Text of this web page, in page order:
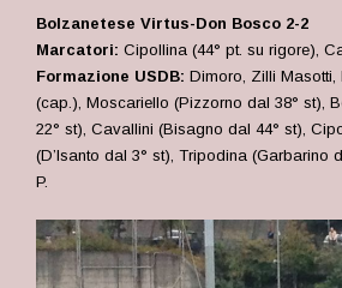
Bolzanetese Virtus-Don Bosco 2-2
Marcatori: Cipollina (44° pt. su rigore),
Formazione USDB: Dimoro, Zilli Masotti,
(cap.), Moscariello (Pizzorno dal 38° st),
22° st), Cavallini (Bisagno dal 44° st),
(D’Isanto dal 3° st), Tripodina (Garbarino
P.